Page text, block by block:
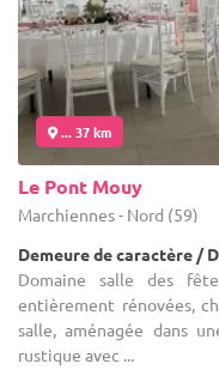
... 37 km
Le Pont Mouy
Marchiennes - Nord (59)
Demeure de caractère /
Domaine salle des
entièrement rénovées,
salle, aménagée dans
rustique avec ...